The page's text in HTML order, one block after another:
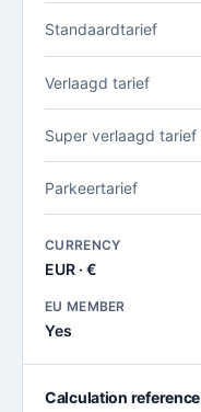
Standaardtarief
Verlaagd tarief
Super verlaagd tarief
Parkeertarief
CURRENCY
EUR · €
EU MEMBER
Yes
Calculation reference